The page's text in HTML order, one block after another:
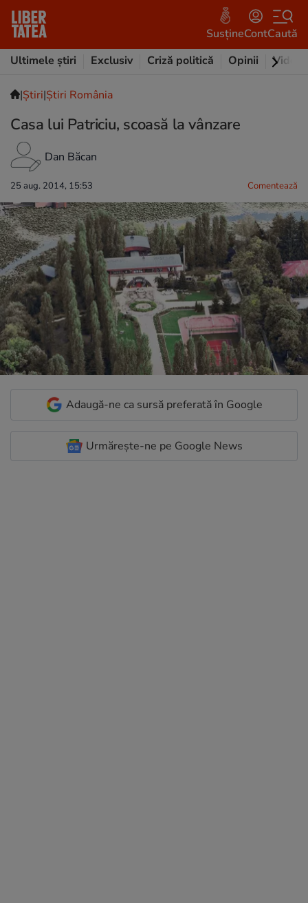
SusțineContCaută
Ultimele știri
Exclusiv Criză politică Opinii Video
|Ştiri|Știri România
Casa lui Patriciu, scoasă la vânzare
Dan Băcan
25 aug. 2014, 15:53 Comentează
Adaugă-ne ca sursă preferată în Google
Urmărește-ne pe Google News